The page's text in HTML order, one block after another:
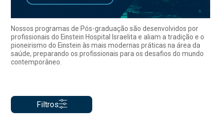
Nossos programas de Pós-graduação são desenvolvidos por
profissionais do Einstein Hospital Israelita e aliam a tradição e o
pioneirismo do Einstein às mais modernas práticas na área da
saúde, preparando os profissionais para os desafios do mundo
contemporâneo.
Filtros